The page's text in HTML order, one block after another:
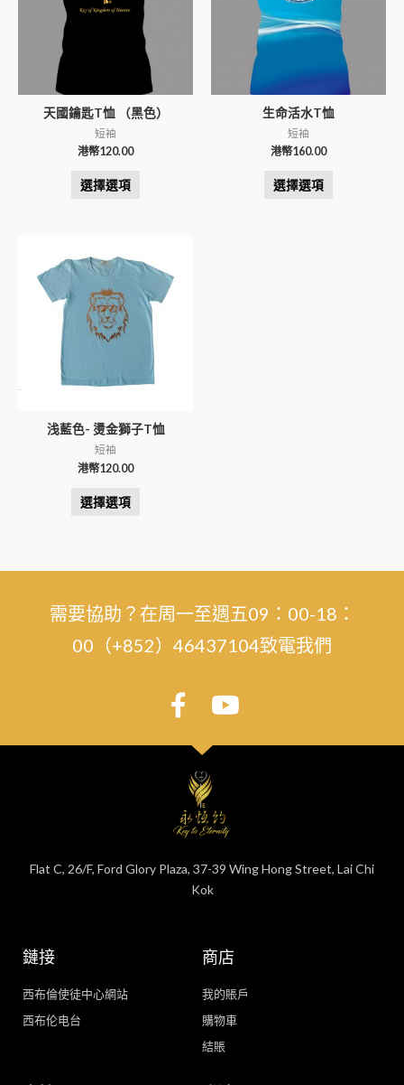
天國鑰匙T恤 （黑色）
短袖
港幣120.00
選擇選項
生命活水T恤
短袖
港幣160.00
選擇選項
浅藍色- 燙金獅子T恤
短袖
港幣120.00
選擇選項
需要協助？在周一至週五09：00-18：
00（+852）46437104致電我們
Flat C, 26/F, Ford Glory Plaza, 37-39 Wing Hong Street, Lai Chi
Kok
鏈接
西布倫使徒中心網站
西布伦电台
商店
我的賬戶
購物車
結賬